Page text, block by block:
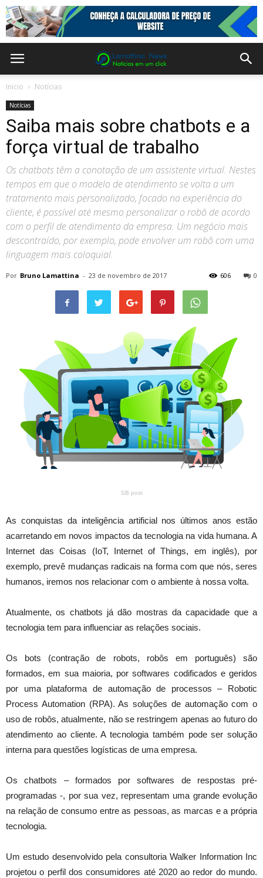
Inicio Notícias
Notícias
Saiba mais sobre chatbots e a
força virtual de trabalho
Os chatbots têm a conotação de um assistente virtual. Nestes
tempos em que o modelo de atendimento se volta a um
tratamento mais personalizado, focado na experiência do
cliente, é possível até mesmo personalizar o robô de acordo
com o perfil de atendimento da empresa. Um negócio mais
descontraído, por exemplo, pode envolver um robô com uma
linguagem mais coloquial.
Por Bruno Lamattina - 23 de novembro de 2017 0
606
SB post
As conquistas da inteligência artificial nos últimos anos estão
acarretando em novos impactos da tecnologia na vida humana. A
Internet das Coisas (IoT, Internet of Things, em inglês), por
exemplo, prevê mudanças radicais na forma com que nós, seres
humanos, iremos nos relacionar com o ambiente à nossa volta.
Atualmente, os chatbots já dão mostras da capacidade que a
tecnologia tem para influenciar as relações sociais.
Os bots (contração de robots, robôs em português) são
formados, em sua maioria, por softwares codificados e geridos
por uma plataforma de automação de processos – Robotic
Process Automation (RPA). As soluções de automação com o
uso de robôs, atualmente, não se restringem apenas ao futuro do
atendimento ao cliente. A tecnologia também pode ser solução
interna para questões logísticas de uma empresa.
Os chatbots – formados por softwares de respostas pré-
programadas -, por sua vez, representam uma grande evolução
na relação de consumo entre as pessoas, as marcas e a própria
tecnologia.
Um estudo desenvolvido pela consultoria Walker Information Inc
projetou o perfil dos consumidores até 2020 ao redor do mundo.